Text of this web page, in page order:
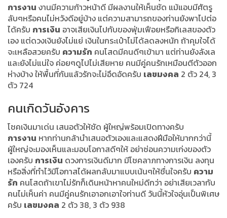
การงาน งานมีความก้าวหน้าดี มีผลงานให้เห็นชัด แม้แอบมีศัตรู
ลับๆหรือคนไม่หวังดีอยู่บ้าง แต่ความสามารถของท่านยังพาไปต่อ
ได้ครับ การเงิน อาจเสียเงินไปกับของฟุ่มเฟือยหรือกิเลสของตัว
เอง แต่ดวงเงินยังไม่แย่ เงินในกระเป๋าไม่ได้ลดลงหนัก ถ้าคุมใจได้
จะเหลือสวยครับ ความรัก คนโสดมีคนดีๆเข้ามา แต่ท่านยังลังเล
และยังไม่แน่ใจ ค่อยๆดูไปไม่เสียหาย คนมีคู่คนรักเหมือนตีตัวออก
ห่างบ้าง ให้พื้นที่กันแล้วรักจะไม่อึดอัดครับ เลขมงคล 2 ตัว 24, 3
ตัว 724
คนเกิดวันอังคาร
โชคเงินมาเด่น เสนอตัวให้ชัด ผู้ใหญ่พร้อมเปิดทางครับ
การงาน หากท่านกล้านำเสนอตัวเองและแสดงฝีมือให้มากกว่านี้
ผู้ใหญ่จะมองเห็นและมอบโอกาสดีๆให้ อย่าซ่อนความเก่งของตัว
เองครับ การเงิน ดวงการเงินดีมาก มีโชคลาภทางการเงิน ลงทุน
หรือสิ่งที่ทำไว้มีโอกาสได้ผลกลับมาแบบเน้นๆให้ชื่นใจครับ ความ
รัก คนโสดถ้าเขาไม่รักก็เดินหน้าหาคนใหม่ดีกว่า อย่าเสียเวลากับ
คนไม่เห็นค่า คนมีคู่คนรักเอาอกเอาใจท่านดี วันนี้หัวใจอุ่นเป็นพิเศษ
ครับ เลขมงคล 2 ตัว 38, 3 ตัว 938